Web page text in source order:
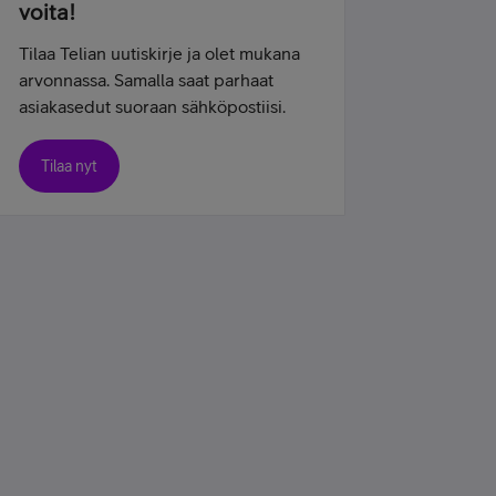
voita!
Tilaa Telian uutiskirje ja olet mukana
arvonnassa. Samalla saat parhaat
asiakasedut suoraan sähköpostiisi.
Tilaa nyt